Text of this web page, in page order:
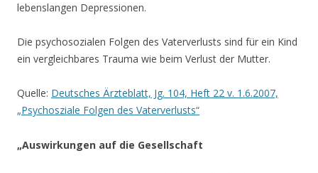
lebenslangen Depressionen.
Die psychosozialen Folgen des Vaterverlusts sind für ein Kind
ein vergleichbares Trauma wie beim Verlust der Mutter.
Quelle: Deutsches Ärzteblatt, Jg. 104, Heft 22 v. 1.6.2007,
„Psychosziale Folgen des Vaterverlusts“
„Auswirkungen auf die Gesellschaft